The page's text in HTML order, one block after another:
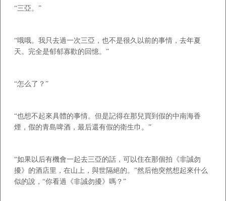
“三亞。”
“哦哦。我只去過一次三亞，也不是很久以前的事情，去年夏
天。完全是郁郁寡歡的回憶。”
“怎么了？”
“也想不起來具體的事情。但是記得在那兒買到假的中南海香
煙，假的青島啤酒，最后還有假的衛生巾。”
“如果以后有機會一起去三亞的話，可以住在那個拍《非誠勿
擾》的酒店里，在山上，與世隔絕的。”然后他突然想起來什么
似的說，“你看過《非誠勿擾》嗎？”